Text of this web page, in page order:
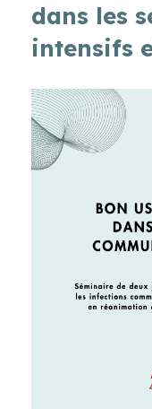
dans les
intensifs